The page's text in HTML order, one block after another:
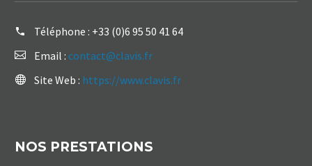
Téléphone : +33 (0)6 95 50 41 64
Email : contact@clavis.fr
Site Web : https://www.clavis.fr
NOS PRESTATIONS